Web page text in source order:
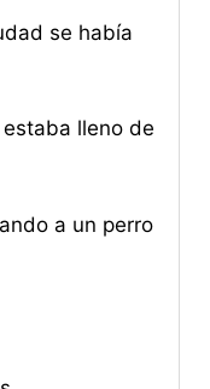
se había
lleno de
a un perro